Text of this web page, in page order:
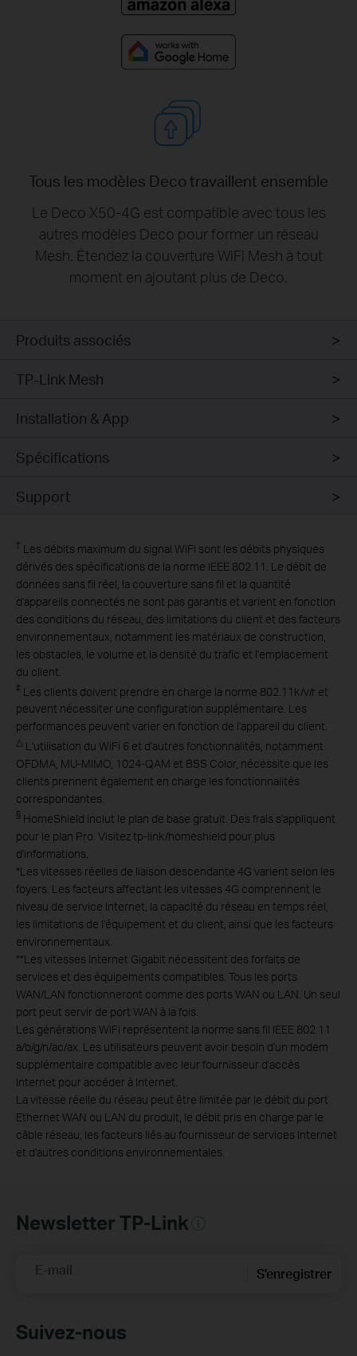
Tous les modèles Deco travaillent ensemble
Le Deco X50-4G est compatible avec tous les
autres modèles Deco pour former un réseau
Mesh. Étendez la couverture WiFi Mesh à tout
moment en ajoutant plus de Deco.
Produits associés
TP-Link Mesh
Installation & App
Spécifications
Support
† Les débits maximum du signal WiFi sont les débits physiques
dérivés des spécifications de la norme IEEE 802.11. Le débit de
données sans fil réel, la couverture sans fil et la quantité
d'appareils connectés ne sont pas garantis et varient en fonction
des conditions du réseau, des limitations du client et des facteurs
environnementaux, notamment les matériaux de construction,
les obstacles, le volume et la densité du trafic et l'emplacement
du client.
‡ Les clients doivent prendre en charge la norme 802.11k/v/r et
peuvent nécessiter une configuration supplémentaire. Les
performances peuvent varier en fonction de l'appareil du client.
△ L'utilisation du WiFi 6 et d'autres fonctionnalités, notamment
OFDMA, MU-MIMO, 1024-QAM et BSS Color, nécessite que les
clients prennent également en charge les fonctionnalités
correspondantes.
§ HomeShield inclut le plan de base gratuit. Des frais s'appliquent
pour le plan Pro. Visitez tp-link/homeshield pour plus
d'informations.
*Les vitesses réelles de liaison descendante 4G varient selon les
foyers. Les facteurs affectant les vitesses 4G comprennent le
niveau de service Internet, la capacité du réseau en temps réel,
les limitations de l'équipement et du client, ainsi que les facteurs
environnementaux.
**Les vitesses Internet Gigabit nécessitent des forfaits de
services et des équipements compatibles. Tous les ports
WAN/LAN fonctionneront comme des ports WAN ou LAN. Un seul
port peut servir de port WAN à la fois.
Les générations WiFi représentent la norme sans fil IEEE 802.11
a/b/g/n/ac/ax. Les utilisateurs peuvent avoir besoin d'un modem
supplémentaire compatible avec leur fournisseur d'accès
Internet pour accéder à Internet.
La vitesse réelle du réseau peut être limitée par le débit du port
Ethernet WAN ou LAN du produit, le débit pris en charge par le
câble réseau, les facteurs liés au fournisseur de services Internet
et d'autres conditions environnementales.
Newsletter TP-Link
E-mail S'enregistrer
Suivez-nous